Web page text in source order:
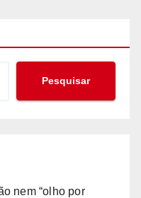
Pesquisar
nem “olho por